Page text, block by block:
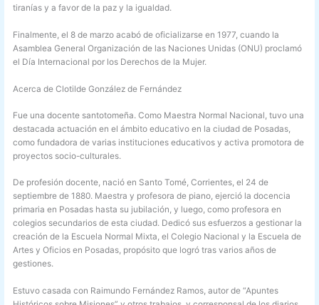
tiranías y a favor de la paz y la igualdad.
Finalmente, el 8 de marzo acabó de oficializarse en 1977, cuando la
Asamblea General Organización de las Naciones Unidas (ONU) proclamó
el Día Internacional por los Derechos de la Mujer.
Acerca de Clotilde González de Fernández
Fue una docente santotomeña. Como Maestra Normal Nacional, tuvo una
destacada actuación en el ámbito educativo en la ciudad de Posadas,
como fundadora de varias instituciones educativos y activa promotora de
proyectos socio-culturales.
De profesión docente, nació en Santo Tomé, Corrientes, el 24 de
septiembre de 1880. Maestra y profesora de piano, ejerció la docencia
primaria en Posadas hasta su jubilación, y luego, como profesora en
colegios secundarios de esta ciudad. Dedicó sus esfuerzos a gestionar la
creación de la Escuela Normal Mixta, el Colegio Nacional y la Escuela de
Artes y Oficios en Posadas, propósito que logró tras varios años de
gestiones.
Estuvo casada con Raimundo Fernández Ramos, autor de “Apuntes